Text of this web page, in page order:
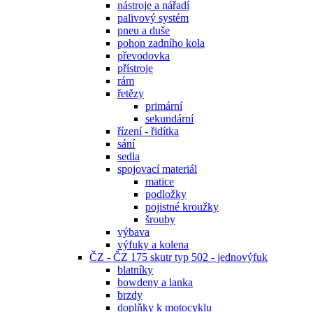
nástroje a nářadí
palivový systém
pneu a duše
pohon zadního kola
převodovka
přístroje
rám
řetězy
primární
sekundární
řízení - řidítka
sání
sedla
spojovací materiál
matice
podložky
pojistné kroužky
šrouby
výbava
výfuky a kolena
ČZ - ČZ 175 skutr typ 502 - jednovýfuk
blatníky
bowdeny a lanka
brzdy
doplňky k motocyklu